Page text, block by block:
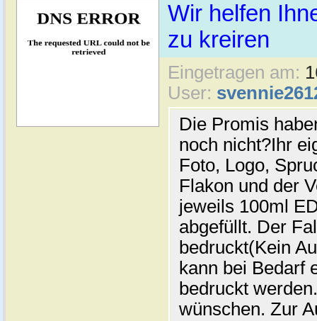
Wir helfen
zu kreiren
Eingetragen am:
User:
Die Promis
noch nicht?Ihr
Foto, Logo,
Flakon und der
jeweils 100ml
abgefüllt. Der
bedruckt(Kein
kann bei Bedarf
bedruckt
wünschen. Zur